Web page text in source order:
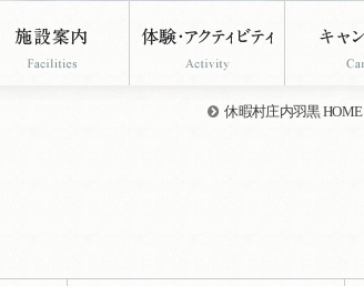
休暇村庄内羽黒 HOME